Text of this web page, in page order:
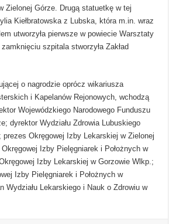
Zielonej Górze. Drugą statuetkę w tej
Kiełbratowska z Lubska, która m.in. wraz
utworzyła pierwsze w powiecie Warsztaty
szpitala stworzyła Zakład
o nagrodzie oprócz wikariusza
i Kapelanów Rejonowych, wchodzą
Wojewódzkiego Narodowego Funduszu
dyrektor Wydziału Zdrowia Lubuskiego
prezes Okręgowej Izby Lekarskiej w Zielonej
Izby Pielęgniarek i Położnych w
Izby Lekarskiej w Gorzowie Wlkp.;
Izby Pielęgniarek i Położnych w
Wydziału Lekarskiego i Nauk o Zdrowiu w